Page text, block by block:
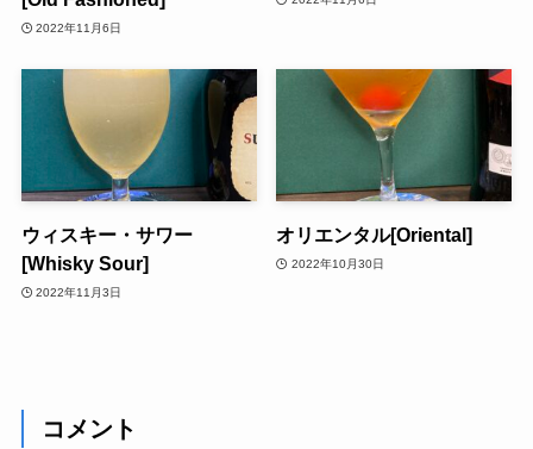
2022年11月6日
ウィスキー・サワー
[Whisky Sour]
2022年11月3日
オリエンタル[Oriental]
2022年10月30日
コメント